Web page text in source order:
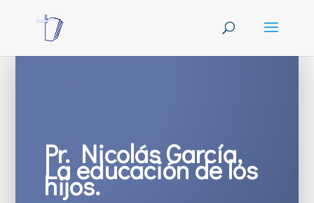
Pr. Nicolás García,
La educación de los
hijos.